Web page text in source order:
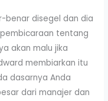
benar disegel dan dia
tentang
akan malu jika
membiarkan itu
dasarnya Anda
dari manajer dan